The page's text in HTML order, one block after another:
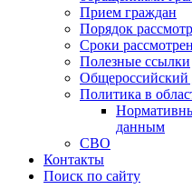
Прием граждан
Порядок
Сроки
Полезные ссылки
Общероссийский
Политика в
данным
СВО
Контакты
Поиск по сайту